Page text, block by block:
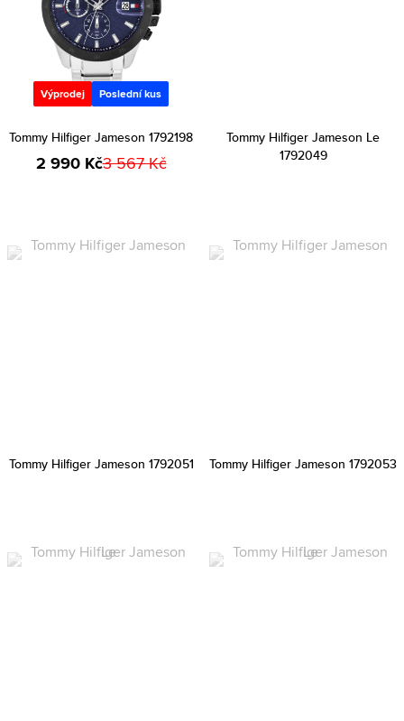
Výprodej Poslední kus
Tommy Hilfiger Jameson 1792198
2 990 Kč3 567 Kč
Tommy Hilfiger Jameson Le
1792049
Tommy Hilfiger Jameson 1792051 Tommy Hilfiger Jameson 1792053